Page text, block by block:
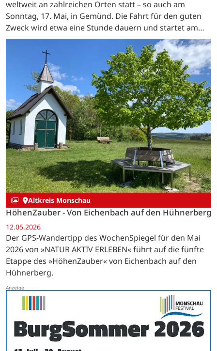
weltweit an zahlreichen Orten statt – so auch am
Sonntag, 17. Mai, in Gemünd. Die Fahrt für den guten
Zweck wird etwa eine Stunde dauern und startet am
Marienplatz.
Altkreis Monschau
HöhenZauber - Von Eichenbach auf den Hühnerberg
12.05.2026
Der GPS-Wandertipp des WochenSpiegel für den Mai
2026 von »NATUR AKTIV ERLEBEN« führt auf die fünfte
Etappe des »HöhenZauber« von Eichenbach auf den
Hühnerberg.